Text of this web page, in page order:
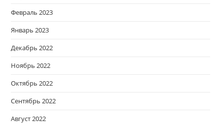
Февраль 2023
Январь 2023
Декабрь 2022
Ноябрь 2022
Октябрь 2022
Сентябрь 2022
Август 2022